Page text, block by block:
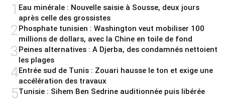
1 Eau minérale : Nouvelle saisie à Sousse, deux jours
après celle des grossistes
2Phosphate tunisien : Washington veut mobiliser 100
millions de dollars, avec la Chine en toile de fond
3Peines alternatives : A Djerba, des condamnés nettoient
les plages
4Entrée sud de Tunis : Zouari hausse le ton et exige une
accélération des travaux
5Tunisie : Sihem Ben Sedrine auditionnée puis libérée